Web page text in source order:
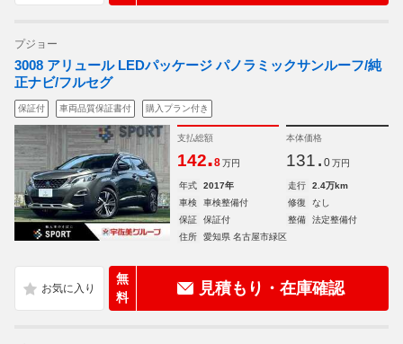
プジョー
3008 アリュール LEDパッケージ パノラミックサンルーフ/純
正ナビ/フルセグ
保証付 車両品質保証書付 購入プラン付き
支払総額
142.8 万円
本体価格
131. 0 万円
年式 2017年 走行
2.4万km
車検
車検整備付 修復
なし
保証
保証付 整備
法定整備付
住所
愛知県 名古屋市緑区
無
料
見積もり・在庫確認